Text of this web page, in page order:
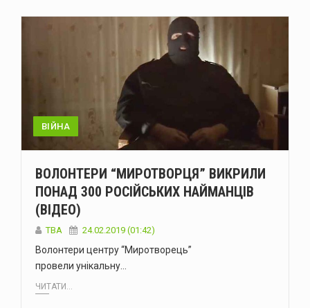
ВІЙНА
ВОЛОНТЕРИ “МИРОТВОРЦЯ” ВИКРИЛИ
ПОНАД 300 РОСІЙСЬКИХ НАЙМАНЦІВ
(ВІДЕО)
TBA 24.02.2019 (01:42)
Волонтери центру “Миротворець”
провели унікальну…
ЧИТАТИ...